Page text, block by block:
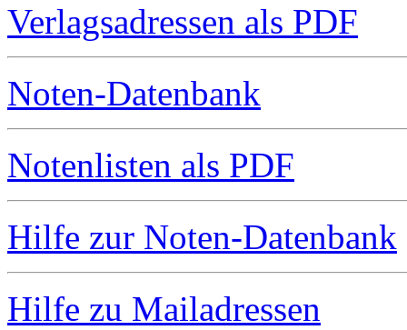
Verlagsadressen als PDF
Noten-Datenbank
Notenlisten als PDF
Hilfe zur Noten-Datenbank
Hilfe zu Mailadressen